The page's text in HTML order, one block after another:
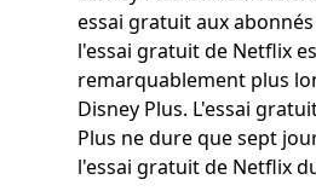
essai gratuit aux
l'essai gratuit de Netflix
remarquablement plus
Disney Plus. L'essai
Plus ne dure que sept
l'essai gratuit de Netflix